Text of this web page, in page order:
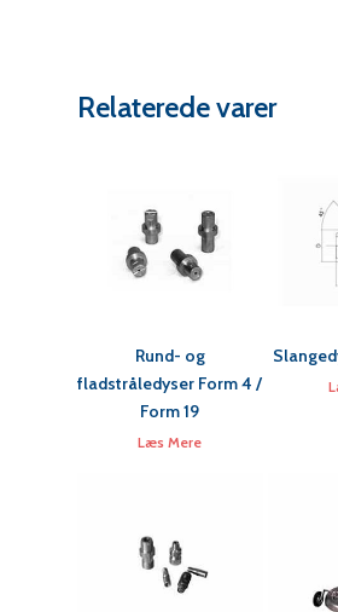
Relaterede varer
Rund- og
fladstråledyser Form 4 /
Form 19
Læs Mere